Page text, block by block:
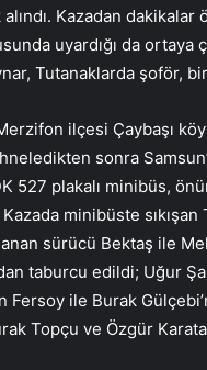
Kazadan
uyardığı da ortaya
Tutanaklarda şoför,
ilçesi Çaybaşı
sonra
527 plakalı minibüs,
Kazada minibüste
sürücü Bektaş ile
taburcu edildi; Uğur
Fersoy ile Burak
Topçu ve Özgür